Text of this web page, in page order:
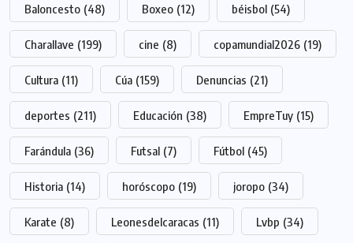
Baloncesto (48) Boxeo (12) béisbol (54)
Charallave (199) cine (8) copamundial2026 (19)
Cultura (11) Cúa (159) Denuncias (21)
deportes (211) Educación (38) EmpreTuy (15)
Farándula (36) Futsal (7) Fútbol (45)
Historia (14) horóscopo (19) joropo (34)
Karate (8) Leonesdelcaracas (11) Lvbp (34)